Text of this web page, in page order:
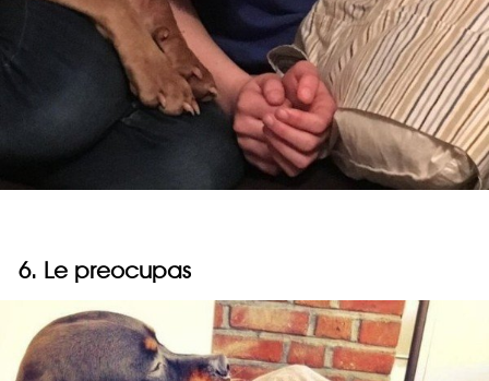
6. Le preocupas